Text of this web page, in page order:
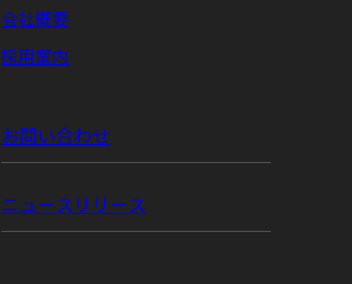
会社概要
採用案内
お問い合わせ
ニュースリリース